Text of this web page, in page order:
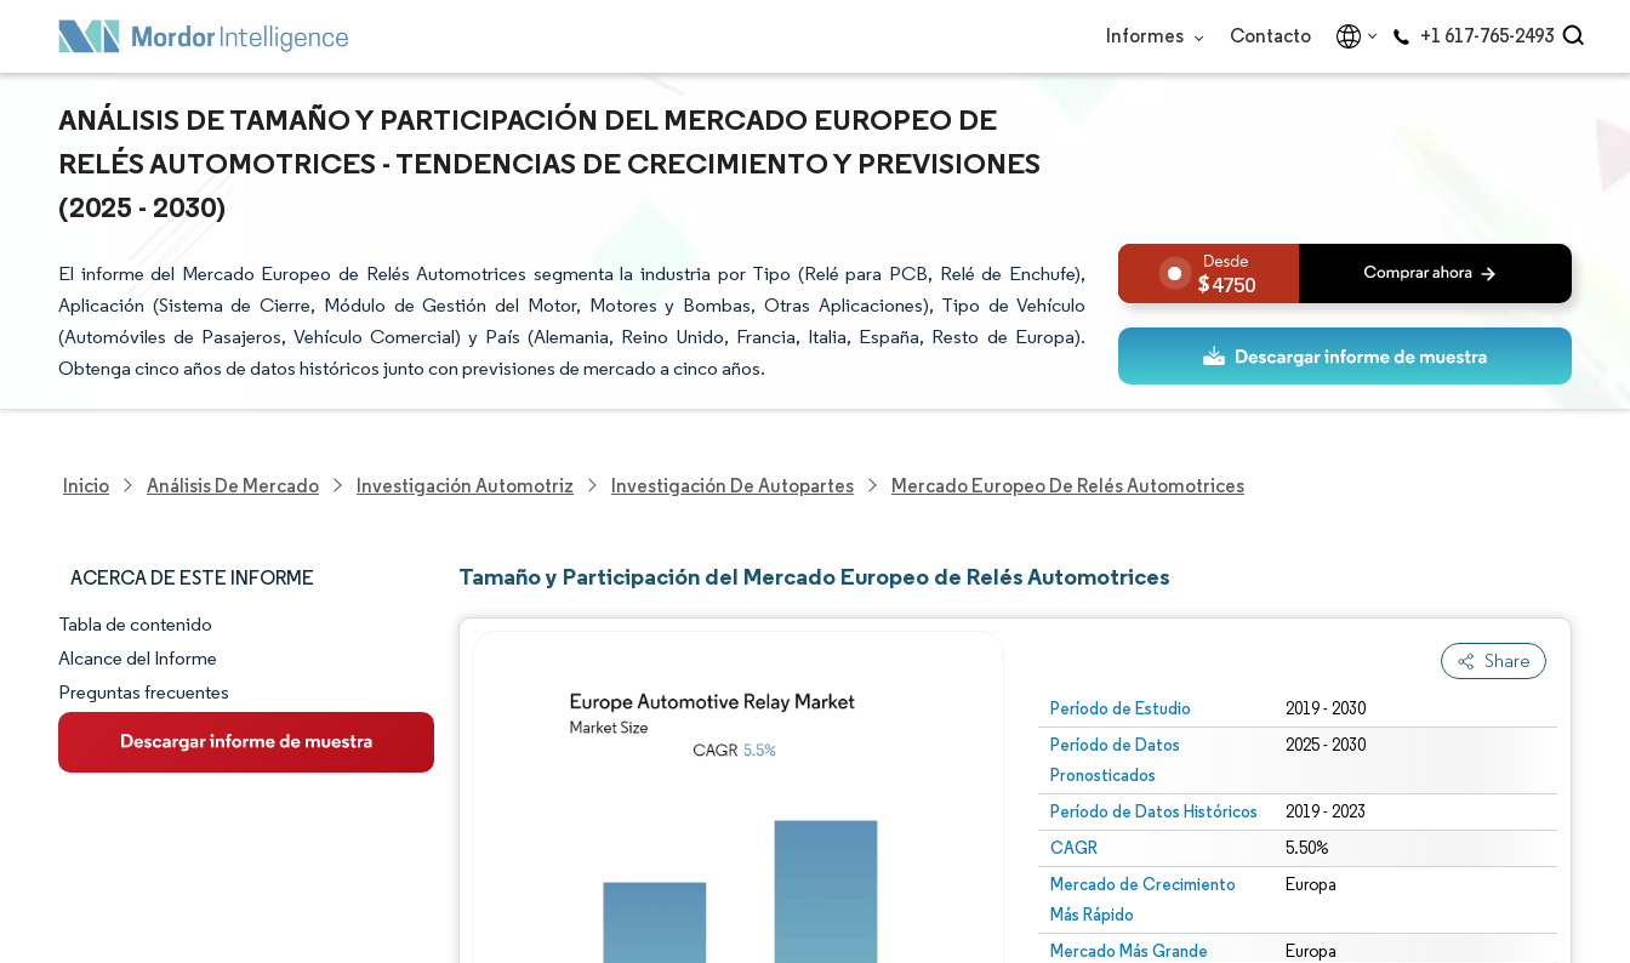
Informes Contacto +1 617-765-2493
ANÁLISIS DE TAMAÑO Y PARTICIPACIÓN DEL MERCADO EUROPEO DE
RELÉS AUTOMOTRICES - TENDENCIAS DE CRECIMIENTO Y PREVISIONES
(2025 - 2030)
El informe del Mercado Europeo de Relés Automotrices segmenta la industria por Tipo (Relé para PCB, Relé de Enchufe),
Aplicación (Sistema de Cierre, Módulo de Gestión del Motor, Motores y Bombas, Otras Aplicaciones), Tipo de Vehículo
(Automóviles de Pasajeros, Vehículo Comercial) y País (Alemania, Reino Unido, Francia, Italia, España, Resto de Europa).
Obtenga cinco años de datos históricos junto con previsiones de mercado a cinco años.
4750
Inicio Análisis De Mercado Investigación Automotriz Investigación De Autopartes Mercado Europeo De Relés Automotrices
ACERCA DE ESTE INFORME
Panorama del Mercado
Visión General del Mercado
Tendencias Principales del Mercado
Tabla de contenido
Alcance del Informe
Preguntas frecuentes
Tamaño y Participación del Mercado Europeo de Relés Automotrices
Share
Período de Estudio 2019 - 2030
Período de Datos
Pronosticados
2025 - 2030
Período de Datos Históricos 2019 - 2023
CAGR 5.50%
Mercado de Crecimiento
Más Rápido
Europa
Mercado Más Grande Europa